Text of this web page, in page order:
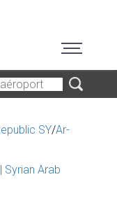
SY/Ar-
Syrian Arab